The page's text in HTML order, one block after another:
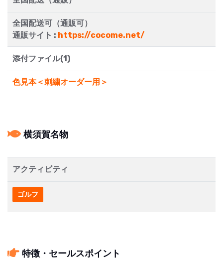
全国配送可（通販可）
通販サイト : https://cocome.net/
添付ファイル(1)
色見本＜刺繍オーダー用＞
横須賀名物
アクティビティ
ゴルフ
特徴・セールスポイント